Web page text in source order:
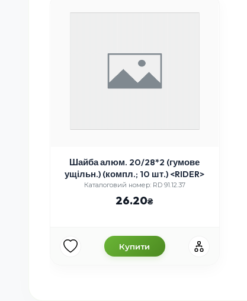
Шайба алюм. 20/28*2 (гумове
ущільн.) (компл.; 10 шт.) <RIDER>
Каталоговий номер: RD 91.12.37
26.20
Купити